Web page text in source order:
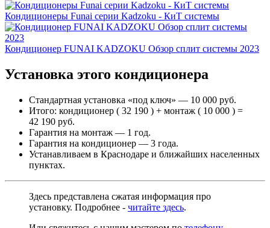
Кондиционеры Funai серии Kadzoku - КиТ системы
Кондиционер FUNAI KADZOKU Обзор сплит системы 2023
Установка этого кондиционера
Стандартная установка «под ключ» — 10 000 руб.
Итого: кондиционер ( 32 190 ) + монтаж ( 10 000 ) =
42 190 руб.
Гарантия на монтаж — 1 год.
Гарантия на кондиционер — 3 года.
Устанавливаем в Краснодаре и ближайших населенных
пунктах.
Здесь представлена сжатая информация про
установку. Подробнее - читайте здесь.